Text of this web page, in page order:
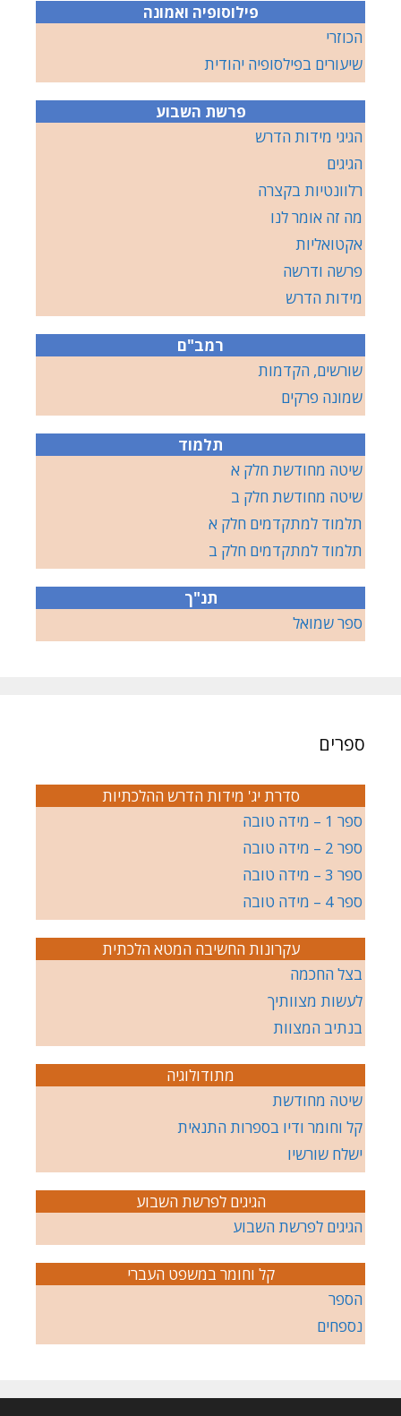
פילוסופיה ואמונה
הכוזרי
שיעורים בפילסופיה יהודית
פרשת השבוע
הגיגי מידות הדרש
הגיגים
רלוונטיות בקצרה
מה זה אומר לנו
אקטואליות
פרשה ודרשה
מידות הדרש
רמב"ם
שורשים, הקדמות
שמונה פרקים
תלמוד
שיטה מחודשת חלק א
שיטה מחודשת חלק ב
תלמוד למתקדמים חלק א
תלמוד למתקדמים חלק ב
תנ"ך
ספר שמואל
ספרים
סדרת יג' מידות הדרש ההלכתיות
ספר 1 – מידה טובה
ספר 2 – מידה טובה
ספר 3 – מידה טובה
ספר 4 – מידה טובה
עקרונות החשיבה המטא הלכתית
בצל החכמה
לעשות מצוותיך
בנתיב המצוות
מתודולוגיה
שיטה מחודשת
קל וחומר ודיו בספרות התנאית
ישלח שורשיו
הגיגים לפרשת השבוע
הגיגים לפרשת השבוע
קל וחומר במשפט העברי
הספר
נספחים